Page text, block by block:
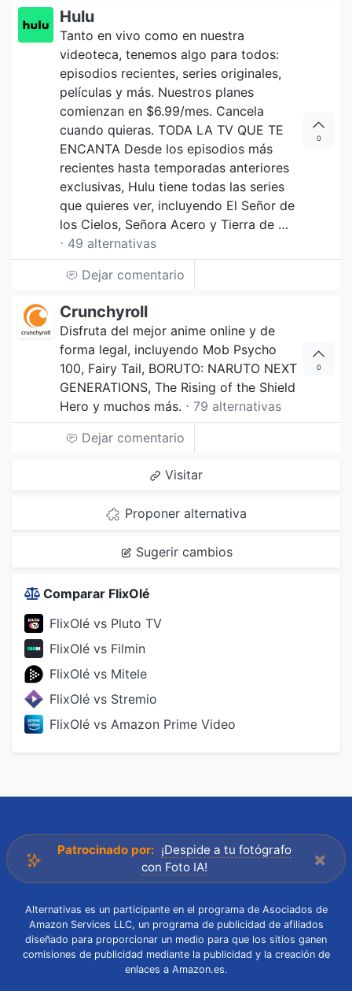
Hulu
Tanto en vivo como en nuestra
videoteca, tenemos algo para todos:
episodios recientes, series originales,
películas y más. Nuestros planes
comienzan en $6.99/mes. Cancela
cuando quieras. TODA LA TV QUE TE
ENCANTA Desde los episodios más
recientes hasta temporadas anteriores
exclusivas, Hulu tiene todas las series
que quieres ver, incluyendo El Señor de
los Cielos, Señora Acero y Tierra de …
⋅ 49 alternativas
0
Dejar comentario
Crunchyroll
Disfruta del mejor anime online y de
forma legal, incluyendo Mob Psycho
100, Fairy Tail, BORUTO: NARUTO NEXT
GENERATIONS, The Rising of the Shield
Hero y muchos más. ⋅ 79 alternativas
0
Dejar comentario
Visitar
Proponer alternativa
Sugerir cambios
Comparar FlixOlé
FlixOlé vs Pluto TV
FlixOlé vs Filmin
FlixOlé vs Mitele
FlixOlé vs Stremio
FlixOlé vs Amazon Prime Video
Patrocinado por: ¡Despide a tu fotógrafo
con Foto IA!
×
Alternativas es un participante en el programa de Asociados de
Amazon Services LLC, un programa de publicidad de afiliados
diseñado para proporcionar un medio para que los sitios ganen
comisiones de publicidad mediante la publicidad y la creación de
enlaces a Amazon.es.